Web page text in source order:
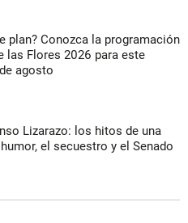
plan? Conozca la programación
las Flores 2026 para este
agosto
Lizarazo: los hitos de una
el secuestro y el Senado